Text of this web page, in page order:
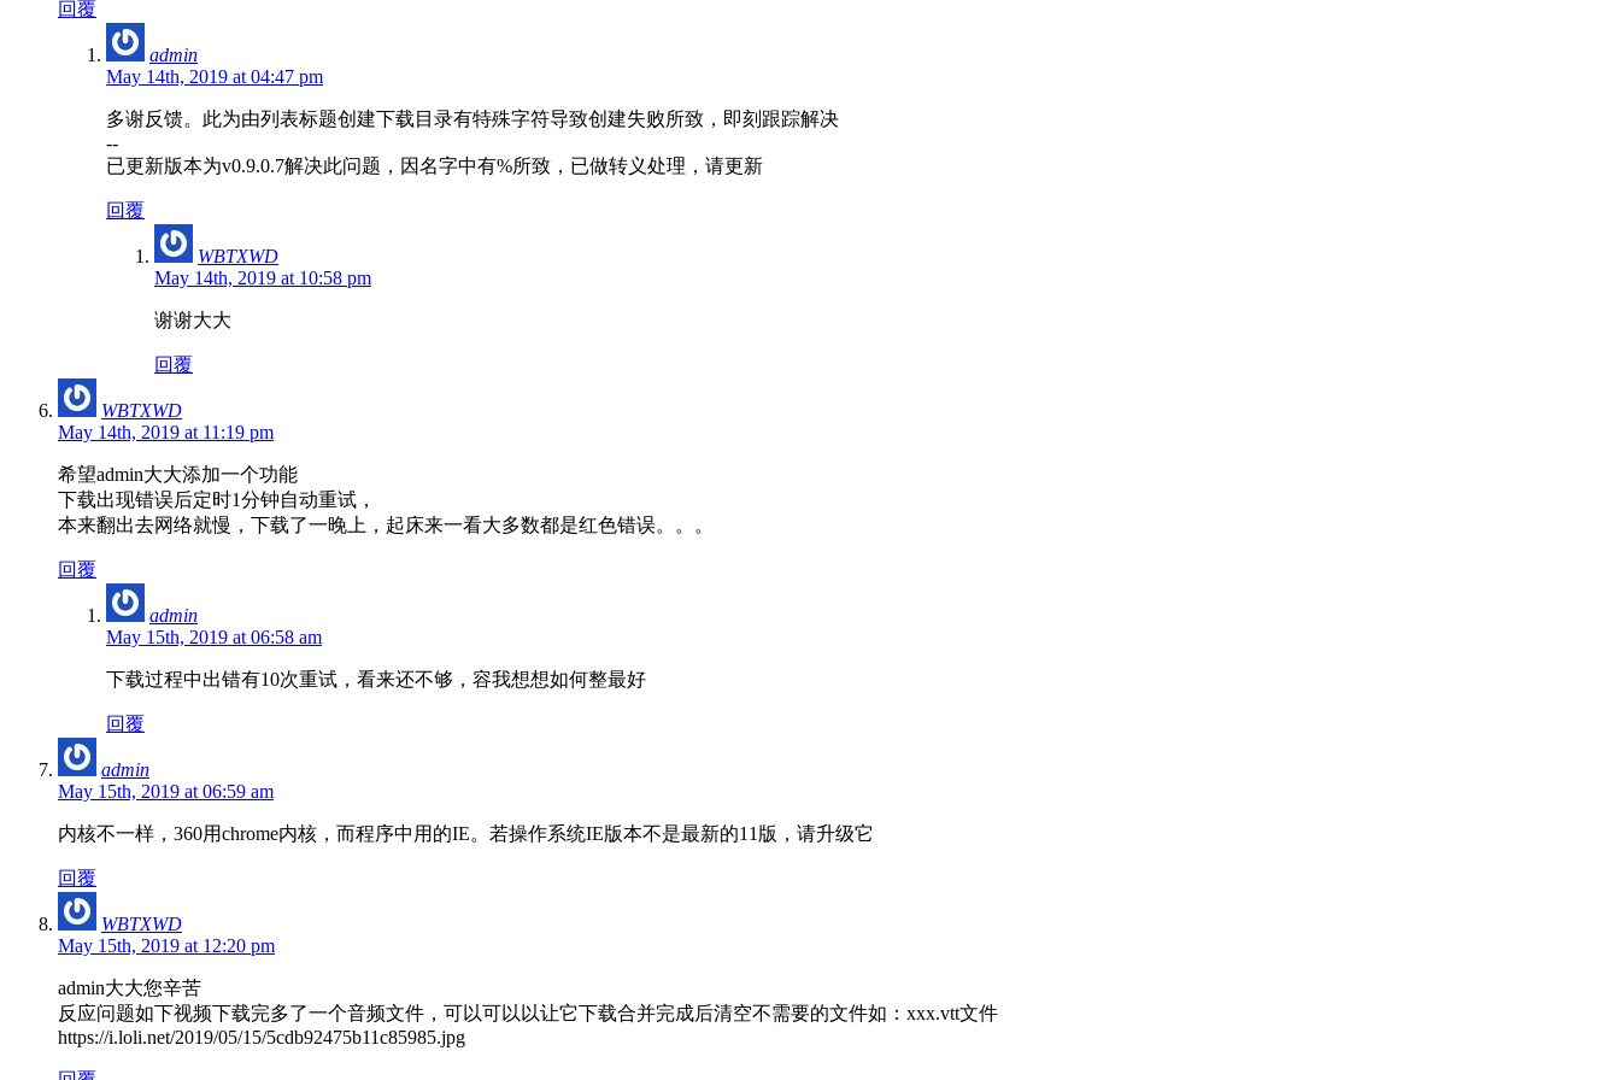
回覆
admin
May 14th, 2019 at 04:47 pm
多谢反馈。此为由列表标题创建下载目录有特殊字符导致创建失败所致，即刻跟踪解决
--
已更新版本为v0.9.0.7解决此问题，因名字中有%所致，已做转义处理，请更新
回覆
WBTXWD
May 14th, 2019 at 10:58 pm
谢谢大大
回覆
WBTXWD
May 14th, 2019 at 11:19 pm
希望admin大大添加一个功能
下载出现错误后定时1分钟自动重试，
本来翻出去网络就慢，下载了一晚上，起床来一看大多数都是红色错误。。。
回覆
admin
May 15th, 2019 at 06:58 am
下载过程中出错有10次重试，看来还不够，容我想想如何整最好
回覆
admin
May 15th, 2019 at 06:59 am
内核不一样，360用chrome内核，而程序中用的IE。若操作系统IE版本不是最新的11版，请升级它
回覆
WBTXWD
May 15th, 2019 at 12:20 pm
admin大大您辛苦
反应问题如下视频下载完多了一个音频文件，可以可以以让它下载合并完成后清空不需要的文件如：xxx.vtt文件
https://i.loli.net/2019/05/15/5cdb92475b11c85985.jpg